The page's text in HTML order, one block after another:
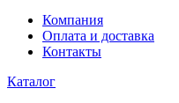
Компания
Оплата и доставка
Контакты
Каталог